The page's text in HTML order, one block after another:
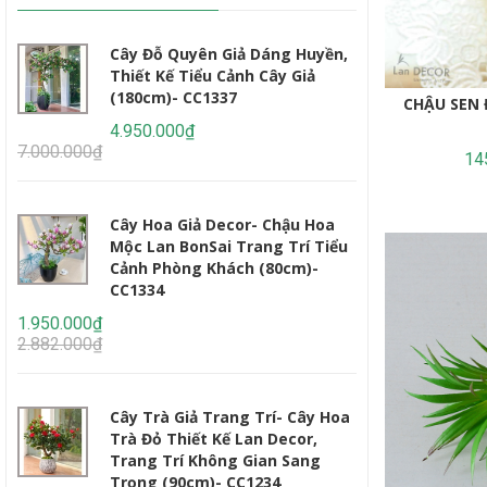
CHẬU
Cây Đỗ Quyên Giả Dáng Huyền,
Thiết Kế Tiểu Cảnh Cây Giả
(180cm)- CC1337
4.950.000₫
7.000.000₫
Cây Hoa Giả Decor- Chậu Hoa
Mộc Lan BonSai Trang Trí Tiểu
Cảnh Phòng Khách (80cm)-
CC1334
1.950.000₫
2.882.000₫
Cây Trà Giả Trang Trí- Cây Hoa
Trà Đỏ Thiết Kế Lan Decor,
Trang Trí Không Gian Sang
Trọng (90cm)- CC1234
Cây
Tế,
4.647.000₫
Cây
Lớn